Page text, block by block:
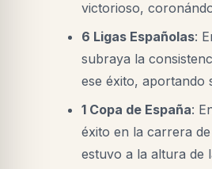
victorioso,
6 Ligas Españolas:
subraya la
ese éxito, aportando
1 Copa de España:
éxito en la carrera de
estuvo a la altura de